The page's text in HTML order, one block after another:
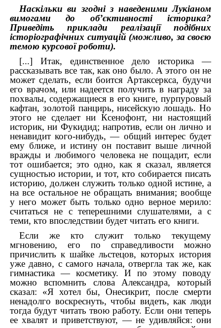
Наскільки ви згодні з наведеними Лукіаном
вимогами до об’єктивності історика?
Приведіть приклади реалізації подібних
історіографічних ситуацій (можливо, за своєю
темою курсової роботи).
[...]
Итак, единственное дело историка —
рассказывать все так, как оно было. А этого он не
может сделать, если боится Артаксеркса, будучи
его врачом, или надеется получить в награду за
похвалы, содержащиеся в его книге, пурпуровый
кафтан, золотой панцирь, нисейскую лошадь. Но
этого не сделает ни Ксенофонт, ни настоящий
историк, ни Фукидид; напротив, если он лично и
ненавидит кого-нибудь, — общий интерес будет
ему ближе, и истину он поставит выше личной
вражды и любимого человека не пощадит, если
тот ошибается; это одно, как я сказал, является
сущностью истории, и тот, кто собирается писать
историю, должен служить только одной истине, а
на все остальное не обращать внимания; вообще
у него может быть только одно верное мерило:
считаться не с теперешними слушателями, а с
теми, кто впоследствии будет читать его книги.
Если же кто служит только текущему
мгновению, его по справедливости можно
причислить к шайке льстецов, которых история
уже давно, с самого начала, отвергла так же, как
гимнастика — косметику. И по этому поводу
можно вспомнить слова Александра, который
сказал: «Я хотел бы, Онесикрит, после смерти
ненадолго воскреснуть, чтобы видеть, как люди
тогда будут читать твою работу. Если они теперь
ее хвалят и приветствуют, — не удивляйся: они